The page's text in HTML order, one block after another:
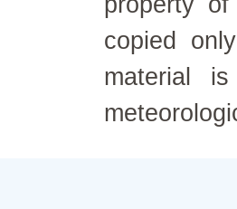
copied
material